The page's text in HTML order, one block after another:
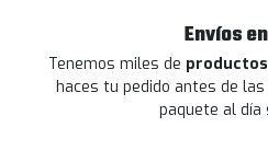
Envíos
Tenemos miles de
haces tu pedido antes de
paquete al día